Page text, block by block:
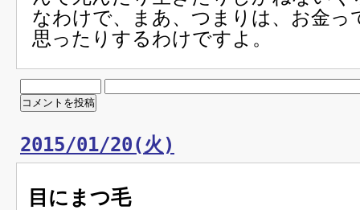
なわけで、まあ、つまりは、お金っ
思ったりするわけですよ。
2015/01/20(火)
目にまつ毛